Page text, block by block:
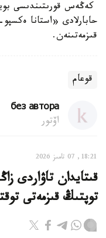
كەڭەس قورىتىندىسى
قىزمەتىنەن.
قوعام
без автора
اۆتور
18:21, 07 تامىز 2026
قىتايدان تاۋاردى
توپتىڭ قىزمەتى